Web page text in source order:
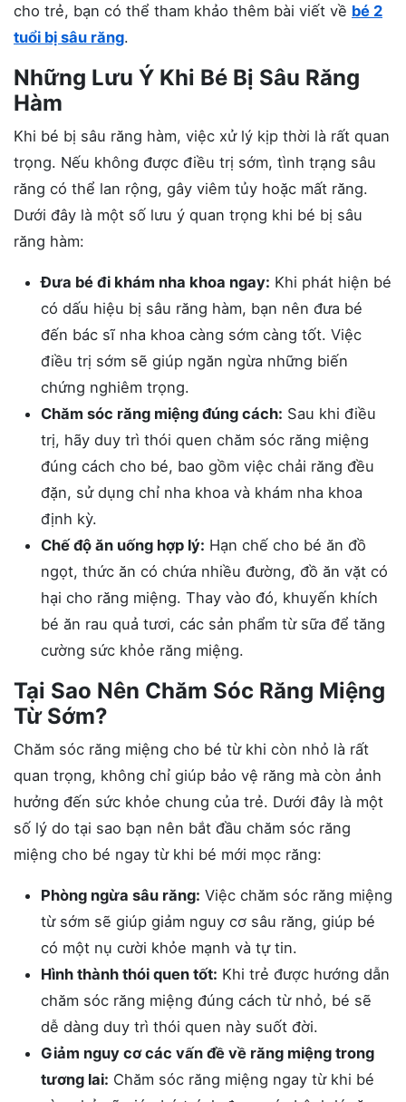
cho trẻ, bạn có thể tham khảo thêm bài viết về bé 2
tuổi bị sâu răng.
Những Lưu Ý Khi Bé Bị Sâu Răng
Hàm
Khi bé bị sâu răng hàm, việc xử lý kịp thời là rất quan
trọng. Nếu không được điều trị sớm, tình trạng sâu
răng có thể lan rộng, gây viêm tủy hoặc mất răng.
Dưới đây là một số lưu ý quan trọng khi bé bị sâu
răng hàm:
Đưa bé đi khám nha khoa ngay: Khi phát hiện bé
có dấu hiệu bị sâu răng hàm, bạn nên đưa bé
đến bác sĩ nha khoa càng sớm càng tốt. Việc
điều trị sớm sẽ giúp ngăn ngừa những biến
chứng nghiêm trọng.
Chăm sóc răng miệng đúng cách: Sau khi điều
trị, hãy duy trì thói quen chăm sóc răng miệng
đúng cách cho bé, bao gồm việc chải răng đều
đặn, sử dụng chỉ nha khoa và khám nha khoa
định kỳ.
Chế độ ăn uống hợp lý: Hạn chế cho bé ăn đồ
ngọt, thức ăn có chứa nhiều đường, đồ ăn vặt có
hại cho răng miệng. Thay vào đó, khuyến khích
bé ăn rau quả tươi, các sản phẩm từ sữa để tăng
cường sức khỏe răng miệng.
Tại Sao Nên Chăm Sóc Răng Miệng
Từ Sớm?
Chăm sóc răng miệng cho bé từ khi còn nhỏ là rất
quan trọng, không chỉ giúp bảo vệ răng mà còn ảnh
hưởng đến sức khỏe chung của trẻ. Dưới đây là một
số lý do tại sao bạn nên bắt đầu chăm sóc răng
miệng cho bé ngay từ khi bé mới mọc răng:
Phòng ngừa sâu răng: Việc chăm sóc răng miệng
từ sớm sẽ giúp giảm nguy cơ sâu răng, giúp bé
có một nụ cười khỏe mạnh và tự tin.
Hình thành thói quen tốt: Khi trẻ được hướng dẫn
chăm sóc răng miệng đúng cách từ nhỏ, bé sẽ
dễ dàng duy trì thói quen này suốt đời.
Giảm nguy cơ các vấn đề về răng miệng trong
tương lai: Chăm sóc răng miệng ngay từ khi bé